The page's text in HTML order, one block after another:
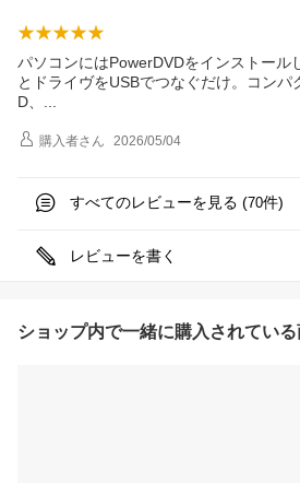
パソコンにはPowerDVDをインストール
とドライヴをUSBでつなぐだけ。コンパ
D
購入者さん 2026/05/04
すべてのレビューを見る (70件)
レビューを書く
ショップ内で一緒に購入されてい